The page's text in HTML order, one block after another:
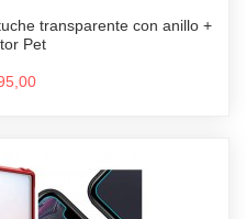
transparente con anillo +
Pet